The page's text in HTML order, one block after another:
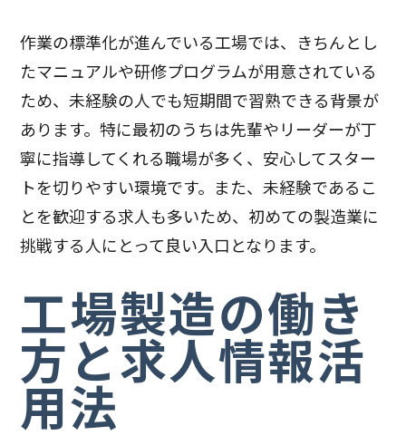
作業の標準化が進んでいる工場では、きちんとし
たマニュアルや研修プログラムが用意されている
ため、未経験の人でも短期間で習熟できる背景が
あります。特に最初のうちは先輩やリーダーが丁
寧に指導してくれる職場が多く、安心してスター
トを切りやすい環境です。また、未経験であるこ
とを歓迎する求人も多いため、初めての製造業に
挑戦する人にとって良い入口となります。
工場製造の働き
方と求人情報活
用法